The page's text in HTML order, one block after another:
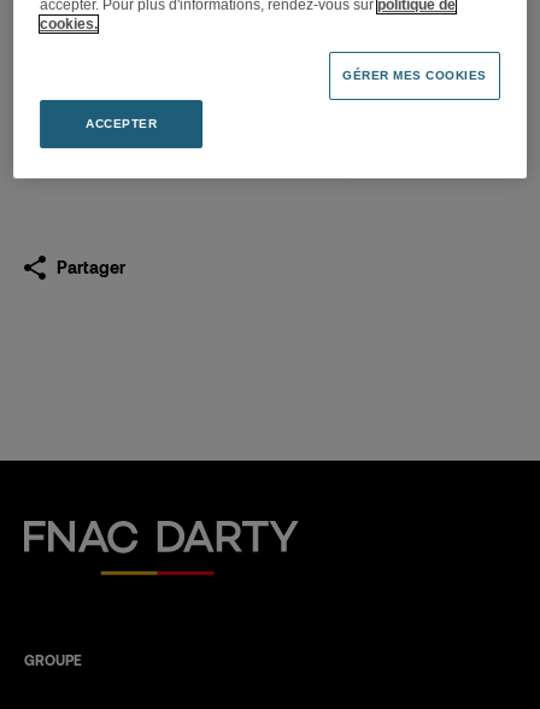
La Fnac s’installe à Bastia
(20)
Télécharger (PDF 219,4 Ko)
Partager
Fnac Darty
GROUPE
accepter. Pour plus d'informations, rendez-vous surpolitique de
cookies.
GÉRER MES COOKIES
ACCEPTER